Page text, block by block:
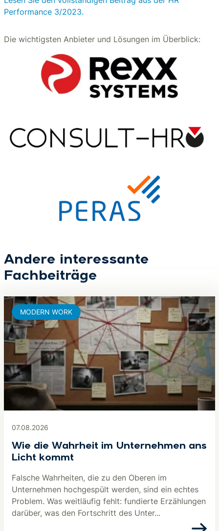
Performance 3/2023.
Die wichtigsten Anbieter und Lösungen im Überblick:
Andere interessante
Fachbeiträge
07.08.2026
Wie die Wahrheit im Unternehmen ans
Licht kommt
Falsche Wahrheiten, die zu den Oberen im
Unternehmen hochgespült werden, sind ein echtes
Problem. Was weitläufig fehlt: fundierte Erzählungen
darüber, was den Fortschritt des Unter...
MODERN WORK